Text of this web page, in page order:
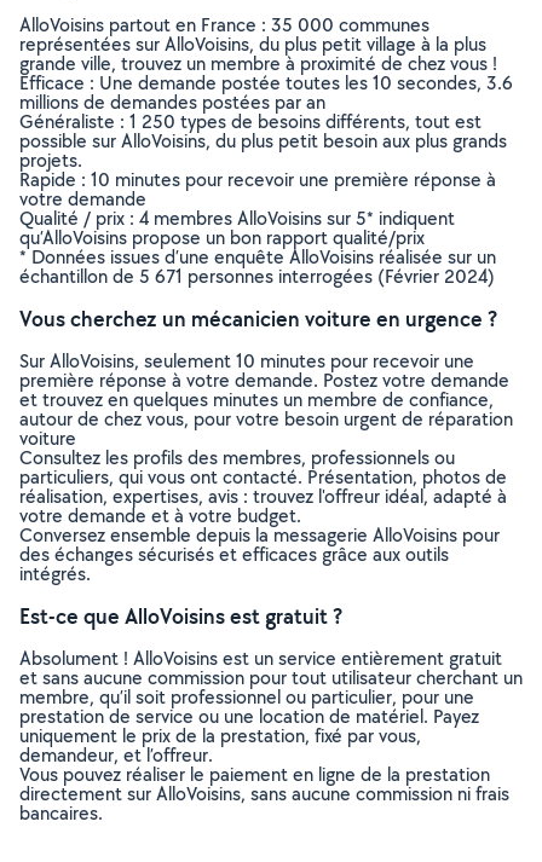
AlloVoisins partout en France : 35 000 communes
représentées sur AlloVoisins, du plus petit village à la plus
grande ville, trouvez un membre à proximité de chez vous !
Efficace : Une demande postée toutes les 10 secondes, 3.6
millions de demandes postées par an
Généraliste : 1 250 types de besoins différents, tout est
possible sur AlloVoisins, du plus petit besoin aux plus grands
projets.
Rapide : 10 minutes pour recevoir une première réponse à
votre demande
Qualité / prix : 4 membres AlloVoisins sur 5* indiquent
qu’AlloVoisins propose un bon rapport qualité/prix
* Données issues d’une enquête AlloVoisins réalisée sur un
échantillon de 5 671 personnes interrogées (Février 2024)
Vous cherchez un mécanicien voiture en urgence ?
Sur AlloVoisins, seulement 10 minutes pour recevoir une
première réponse à votre demande. Postez votre demande
et trouvez en quelques minutes un membre de confiance,
autour de chez vous, pour votre besoin urgent de réparation
voiture
Consultez les profils des membres, professionnels ou
particuliers, qui vous ont contacté. Présentation, photos de
réalisation, expertises, avis : trouvez l'offreur idéal, adapté à
votre demande et à votre budget.
Conversez ensemble depuis la messagerie AlloVoisins pour
des échanges sécurisés et efficaces grâce aux outils
intégrés.
Est-ce que AlloVoisins est gratuit ?
Absolument ! AlloVoisins est un service entièrement gratuit
et sans aucune commission pour tout utilisateur cherchant un
membre, qu’il soit professionnel ou particulier, pour une
prestation de service ou une location de matériel. Payez
uniquement le prix de la prestation, fixé par vous,
demandeur, et l’offreur.
Vous pouvez réaliser le paiement en ligne de la prestation
directement sur AlloVoisins, sans aucune commission ni frais
bancaires.